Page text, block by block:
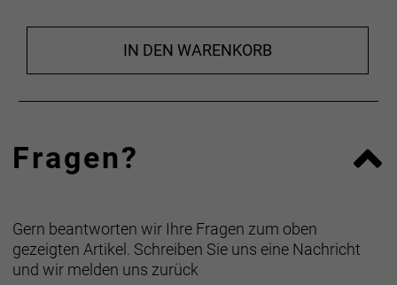
Für alle Fahrer/innen
Das große Angebot an Unisex-Größen lässt Fahrer
- Fasergehalt (Liner): 100% Polyester
- Fasergehalt (Sohle): 65 % Ethylenvinylacetat /
thermoplastisches Polyurethan, 8 % Polyester
Herstellerdaten gem. GPSR
Marke Bontrager:Trek Bicycle GmbH
IN DEN WARENKORB
Fragen?
Gern beantworten wir Ihre Fragen zum oben
gezeigten Artikel. Schreiben Sie uns eine Nachricht
und wir melden uns zurück